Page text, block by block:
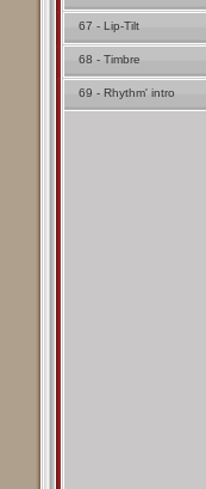
67 - Lip-Tilt
68 - Timbre
69 - Rhythm' intro